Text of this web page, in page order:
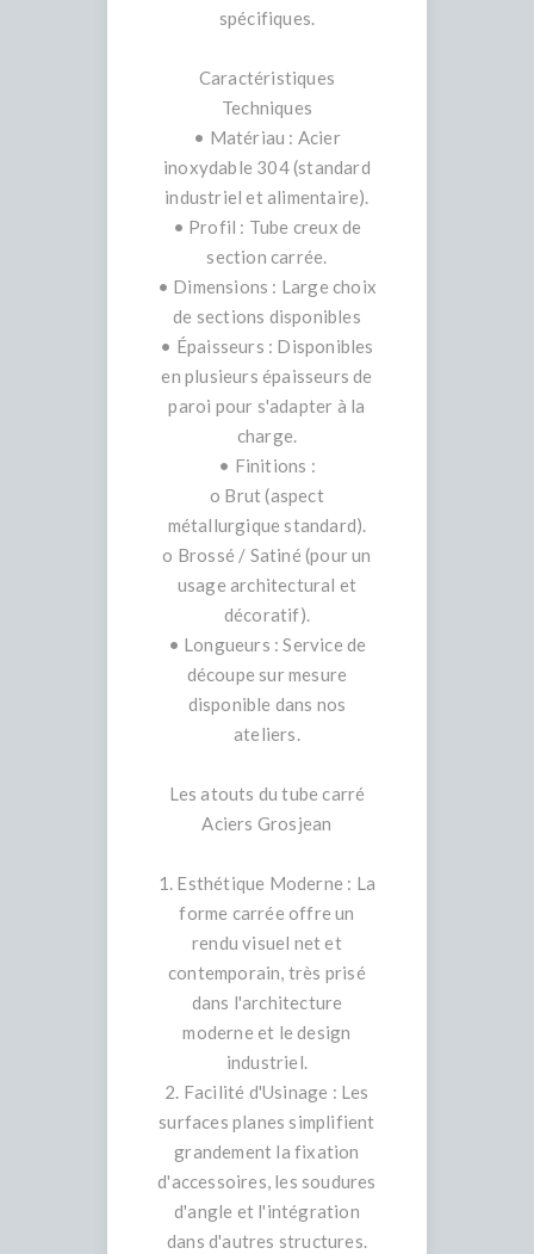
spécifiques.
Caractéristiques
Techniques
• Matériau : Acier
inoxydable 304 (standard
industriel et alimentaire).
• Profil : Tube creux de
section carrée.
• Dimensions : Large choix
de sections disponibles
• Épaisseurs : Disponibles
en plusieurs épaisseurs de
paroi pour s'adapter à la
charge.
• Finitions :
o Brut (aspect
métallurgique standard).
o Brossé / Satiné (pour un
usage architectural et
décoratif).
• Longueurs : Service de
découpe sur mesure
disponible dans nos
ateliers.
Les atouts du tube carré
Aciers Grosjean
1. Esthétique Moderne : La
forme carrée offre un
rendu visuel net et
contemporain, très prisé
dans l'architecture
moderne et le design
industriel.
2. Facilité d'Usinage : Les
surfaces planes simplifient
grandement la fixation
d'accessoires, les soudures
d'angle et l'intégration
dans d'autres structures.